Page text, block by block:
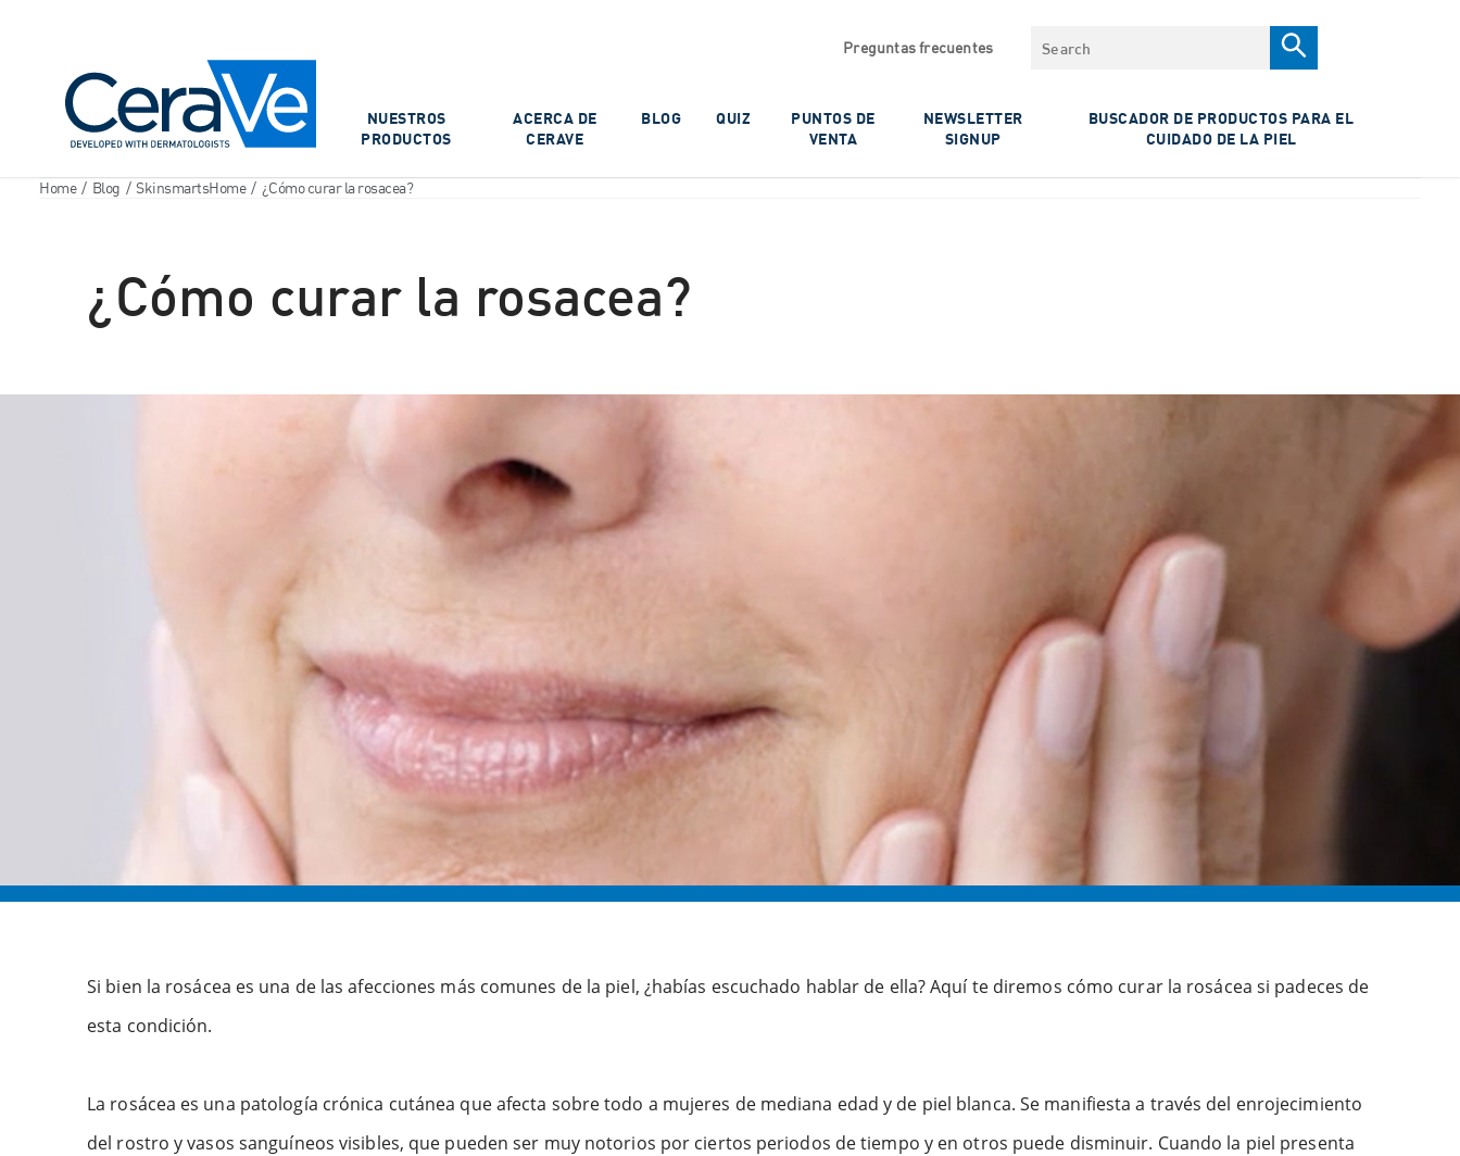
Preguntas frecuentes Search
NUESTROS
PRODUCTOS
ACERCA DE
CERAVE
BLOG QUIZ
PUNTOS DE
VENTA
NEWSLETTER
SIGNUP
BUSCADOR DE PRODUCTOS PARA EL
CUIDADO DE LA PIEL
Home / Blog / SkinsmartsHome / ¿Cómo curar la rosacea?
¿Cómo curar la rosacea?
Si bien la rosácea es una de las afecciones más comunes de la piel, ¿habías escuchado hablar de ella? Aquí te diremos cómo curar la rosácea si padeces de
esta condición.
La rosácea es una patología crónica cutánea que afecta sobre todo a mujeres de mediana edad y de piel blanca. Se manifiesta a través del enrojecimiento
del rostro y vasos sanguíneos visibles, que pueden ser muy notorios por ciertos periodos de tiempo y en otros puede disminuir. Cuando la piel presenta